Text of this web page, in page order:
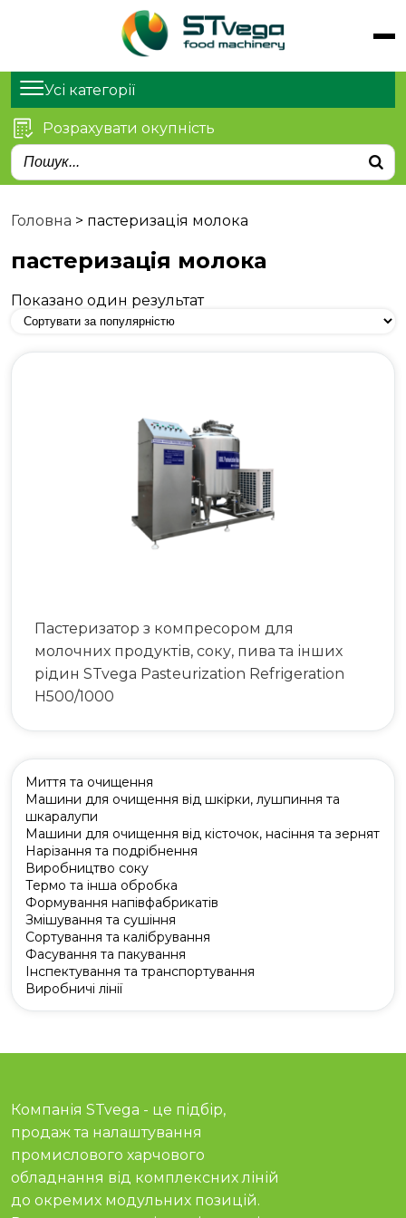
Обладнання
Продукти
Статті
Про нас
Контакти
м. Київ, просп. Степана
063 808 00 26|073 808 00 23
073 808 00 24
Усі категорії
Розрахувати окупність
Головна > пастеризація молока
пастеризація молока
Показано один результат
Пастеризатор з компресором для
молочних продуктів, соку, пива та інших
рідин STvega Pasteurization Refrigeration
H500/1000
Миття та очищення
Машини для очищення від шкірки, лушпиння та
шкаралупи
Машини для очищення від кісточок, насіння та зернят
Нарізання та подрібнення
Виробництво соку
Термо та інша обробка
Формування напівфабрикатів
Змішування та сушіння
Сортування та калібрування
Фасування та пакування
Інспектування та транспортування
Виробничі лінії
Компанія STvega - це підбір,
продаж та налаштування
промислового харчового
обладнання від комплексних ліній
до окремих модульних позицій.